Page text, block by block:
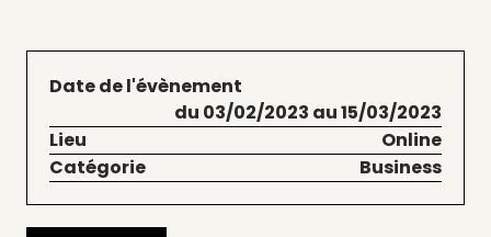
Date de l'évènement
du 03/02/2023 au 15/03/2023
Lieu
Online
Catégorie
Business